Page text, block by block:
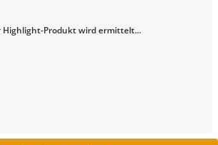
Highlight-Produkt wird ermittelt...